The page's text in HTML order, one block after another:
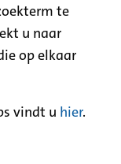
te
u naar
op elkaar
vindt u hier.